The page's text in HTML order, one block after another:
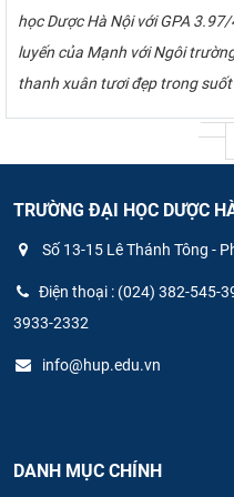
học Dược Hà Nội với GPA
luyến của Mạnh với Ngôi
thanh xuân tươi đẹp trong
TRƯỜNG ĐẠI HỌC DƯỢC
Số 13-15 Lê Thánh Tông -
Điện thoại : (024) 382-545-
3933-2332
info@hup.edu.vn
DANH MỤC CHÍNH